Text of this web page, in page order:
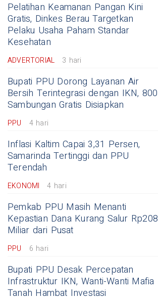
Pelatihan Keamanan Pangan Kini
Gratis, Dinkes Berau Targetkan
Pelaku Usaha Paham Standar
Kesehatan
ADVERTORIAL 3 hari
Bupati PPU Dorong Layanan Air
Bersih Terintegrasi dengan IKN, 800
Sambungan Gratis Disiapkan
PPU 4 hari
Inflasi Kaltim Capai 3,31 Persen,
Samarinda Tertinggi dan PPU
Terendah
EKONOMI 4 hari
Pemkab PPU Masih Menanti
Kepastian Dana Kurang Salur Rp208
Miliar dari Pusat
PPU 6 hari
Bupati PPU Desak Percepatan
Infrastruktur IKN, Wanti-Wanti Mafia
Tanah Hambat Investasi